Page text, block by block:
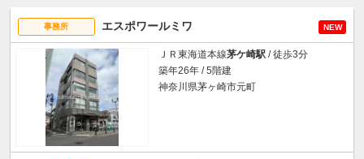
事務所 エスポワールミワ NEW
ＪＲ東海道本線茅ケ崎駅 / 徒歩3分
築年26年 / 5階建
神奈川県茅ヶ崎市元町